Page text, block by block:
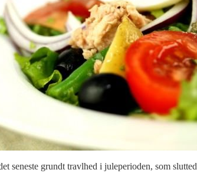
grundt travlhed i juleperioden, som